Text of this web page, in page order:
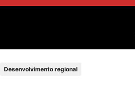
Desenvolvimento regional